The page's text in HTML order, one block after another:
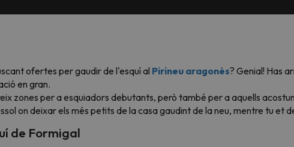
ofertes per gaudir de l'esquí al Pirineu aragonès? Genial! Has
en gran.
zones per a esquiadors debutants, però també per a aquells
on deixar els més petits de la casa gaudint de la neu, mentre tu et
de Formigal